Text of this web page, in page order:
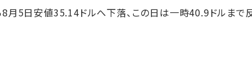
月5日安値35.14ドルへ下落、この日は一時40.9ドルまで